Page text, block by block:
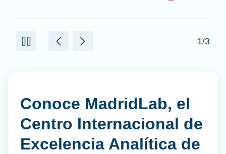
1/3
Conoce MadridLab, el
Centro Internacional de
Excelencia Analítica de